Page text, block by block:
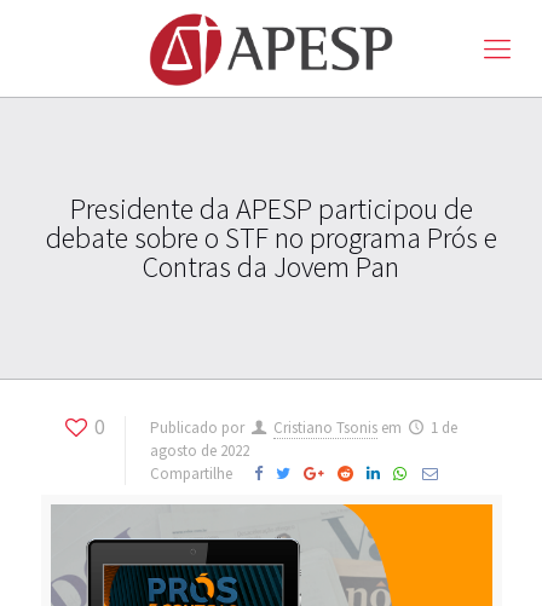
Presidente da APESP participou de
debate sobre o STF no programa Prós e
Contras da Jovem Pan
0 Publicado por Cristiano Tsonis em
1 de
agosto de 2022
Compartilhe